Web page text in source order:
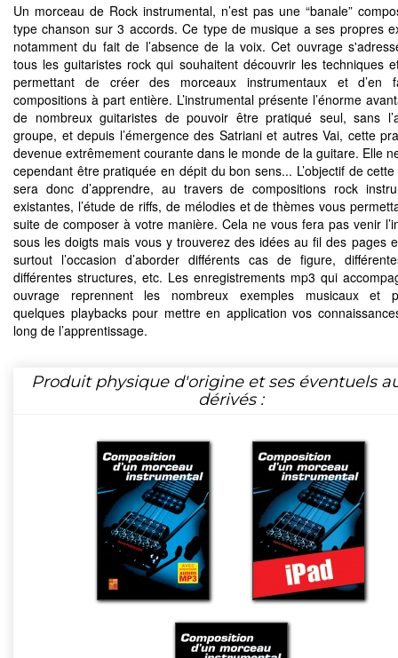
Un morceau de Rock instrumental, n’est pas une “banale”
type chanson sur 3 accords. Ce type de musique a ses propres
notamment du fait de l’absence de la voix. Cet ouvrage
tous les guitaristes rock qui souhaitent découvrir les techniques
permettant de créer des morceaux instrumentaux et d’en
compositions à part entière. L’instrumental présente l’énorme
de nombreux guitaristes de pouvoir être pratiqué seul, sans
groupe, et depuis l’émergence des Satriani et autres Vai, cette
devenue extrêmement courante dans le monde de la guitare. Elle
cependant être pratiquée en dépit du bon sens... L’objectif de
sera donc d’apprendre, au travers de compositions rock
existantes, l’étude de riffs, de mélodies et de thèmes vous
suite de composer à votre manière. Cela ne vous fera pas venir
sous les doigts mais vous y trouverez des idées au fil des pages
surtout l’occasion d’aborder différents cas de figure,
différentes structures, etc. Les enregistrements mp3 qui
ouvrage reprennent les nombreux exemples musicaux et
quelques playbacks pour mettre en application vos
long de l’apprentissage.
Produit physique d'origine et ses éventuels
dérivés :